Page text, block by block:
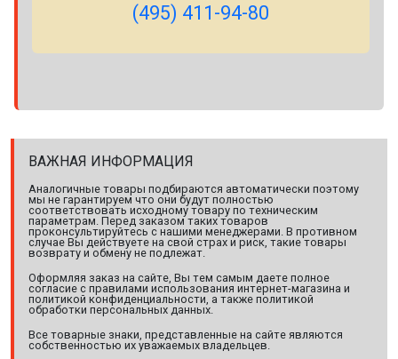
(495) 411-94-80
ВАЖНАЯ ИНФОРМАЦИЯ
Аналогичные товары подбираются автоматически поэтому
мы не гарантируем что они будут полностью
соответствовать исходному товару по техническим
параметрам. Перед заказом таких товаров
проконсультируйтесь с нашими менеджерами. В противном
случае Вы действуете на свой страх и риск, такие товары
возврату и обмену не подлежат.
Оформляя заказ на сайте, Вы тем самым даете полное
согласие с правилами использования интернет-магазина и
политикой конфиденциальности, а также политикой
обработки персональных данных.
Все товарные знаки, представленные на сайте являются
собственностью их уважаемых владельцев.